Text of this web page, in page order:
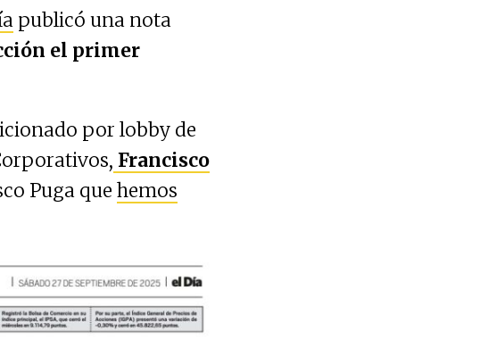
publicó una nota
el primer
por lobby de
Francisco
Puga que hemos